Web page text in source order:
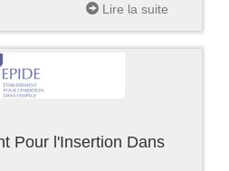
Lire la suite
Pour l'Insertion Dans